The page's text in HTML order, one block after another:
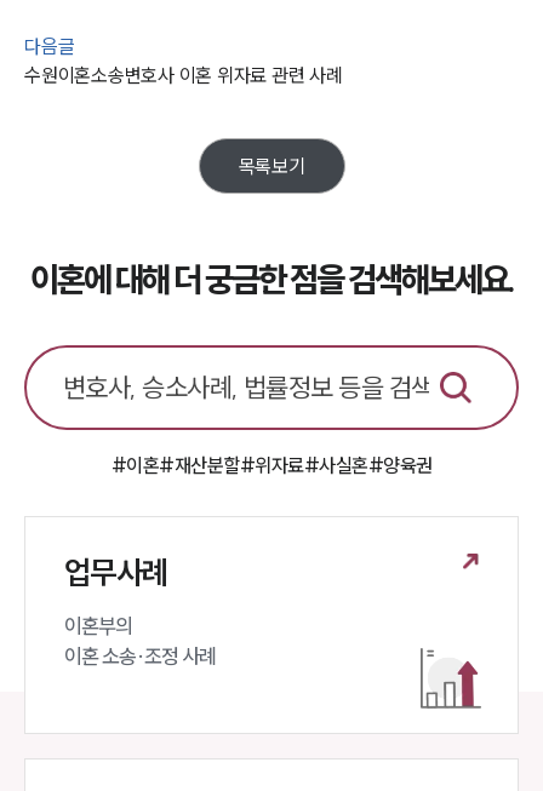
업무분야
업무
전체
이혼 양육비계산기
구성원 소개
언론보도
법률 블로그
대륜법률상담예약
다음글
수원이혼소송변호사 이혼 위자료 관련 사례
목록보기
이혼에 대해 더 궁금한 점을 검색해보세요.
#이혼#재산분할#위자료#사실혼#양육권
업무사례
이혼부의
이혼 소송·조정 사례